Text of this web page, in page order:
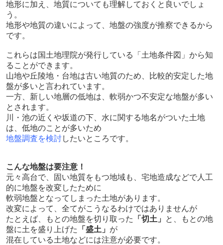
地形に加え、地質についても理解しておくと良いでしょ
う。
地形や地質の違いによって、地盤の強度が推察できるから
です。
これらは国土地理院が発行している「土地条件図」から知
ることができます。
山地や丘陵地・台地は古い地質のため、比較的安定した地
盤が多いと言われています。
一方、新しい地層の低地は、軟弱かつ不安定な地盤が多い
とされます。
川・池の近くや坂道の下、水に関する地名がついた土地
は、低地のことが多いため
地盤調査を検討したいところです。
こんな地盤は要注意！
元々高台で、固い地質をもつ地域も、宅地造成などで人工
的に地盤を改変したために
軟弱地盤となってしまった土地があります。
改変によって、全てがこうなるわけではありませんが
たとえば、もとの地盤を切り取った
「切土」
と、もとの地
盤に土を盛り上げた
「盛土」 が
混在している土地などには注意が必要です。